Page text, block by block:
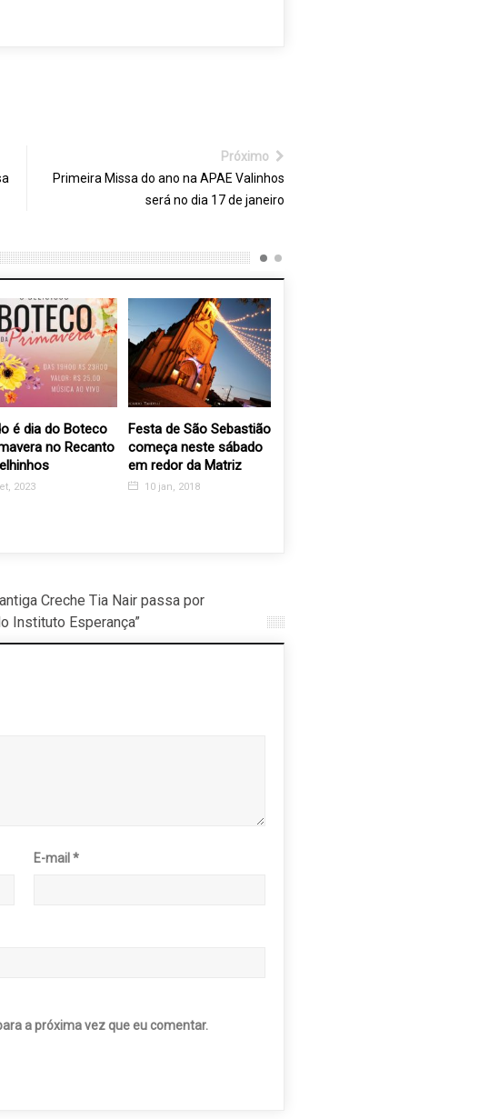
Próximo
Primeira Missa do ano na APAE Valinhos
será no dia 17 de janeiro
é dia do Boteco
no Recanto
Festa de São Sebastião
começa neste sábado
em redor da Matriz
10 jan, 2018
Creche Tia Nair passa por
Instituto Esperança”
E-mail*
a próxima vez que eu comentar.